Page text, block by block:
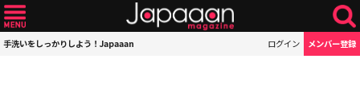
手洗いをしっかりしよう！Japaaan ログイン メンバー登録